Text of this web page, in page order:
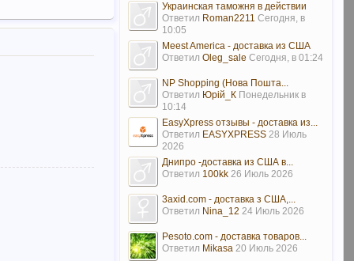
Украинская таможня в действии
Ответил Roman2211 Сегодня, в
10:05
Meest America - доставка из США
Ответил Oleg_sale Сегодня, в 01:24
NP Shopping (Нова Пошта...
Ответил Юрій_К Понедельник в
10:14
EasyXpress отзывы - доставка из...
Ответил EASYXPRESS 28 Июль
2026
Днипро -доставка из США в...
Ответил 100kk 26 Июль 2026
3axid.com - доставка з США,...
Ответил Nina_12 24 Июль 2026
Pesoto.com - доставка товаров...
Ответил Mikasa 20 Июль 2026